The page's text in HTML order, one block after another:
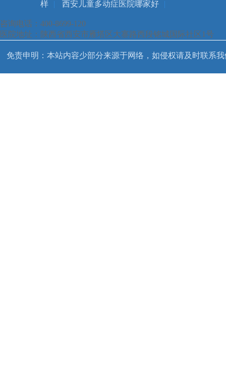
样
| 西安儿童多动症医院哪家好 |
咨询电话：400-8699-120
医院地址：陕西省西安市雁塔区大寨路西段铭城国际社区1号
免责申明：本站内容少部分来源于网络，如侵权请及时联系